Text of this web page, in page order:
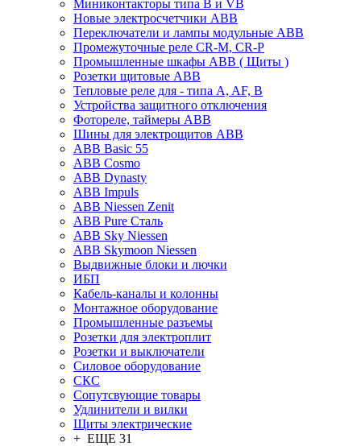
Миниконтакторы типа B и VB
Новые электросчетчики ABB
Переключатели и лампы модульные ABB
Промежуточные реле CR-M, CR-P
Промышленные шкафы ABB ( Щиты )
Розетки щитовые ABB
Тепловые реле для - типа A, AF, B
Устройства защитного отключения
Фотореле, таймеры ABB
Шины для электрощитов АВВ
ABB Basic 55
ABB Cosmo
ABB Dynasty
ABB Impuls
ABB Niessen Zenit
ABB Pure Сталь
ABB Sky Niessen
ABB Skymoon Niessen
Выдвижные блоки и лючки
ИБП
Кабель-каналы и колонны
Монтажное оборудование
Промышленные разъемы
Розетки для электроплит
Розетки и выключатели
Силовое оборудование
СКС
Сопутсвующие товары
Удлинители и вилки
Щиты электрические
+ ЕЩЕ 31